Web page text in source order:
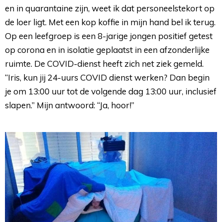
en in quarantaine zijn, weet ik dat personeelstekort op
de loer ligt. Met een kop koffie in mijn hand bel ik terug.
Op een leefgroep is een 8-jarige jongen positief getest
op corona en in isolatie geplaatst in een afzonderlijke
ruimte. De COVID-dienst heeft zich net ziek gemeld.
“Iris, kun jij 24-uurs COVID dienst werken? Dan begin
je om 13:00 uur tot de volgende dag 13:00 uur, inclusief
slapen.” Mijn antwoord: “Ja, hoor!”